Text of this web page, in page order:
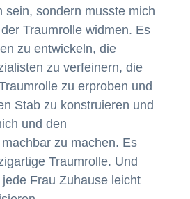
sein, sondern musste mich
Traumrolle widmen. Es
zu entwickeln, die
zu verfeinern, die
zu erproben und
Stab zu konstruieren und
und den
zu machen. Es
Traumrolle. Und
Frau Zuhause leicht